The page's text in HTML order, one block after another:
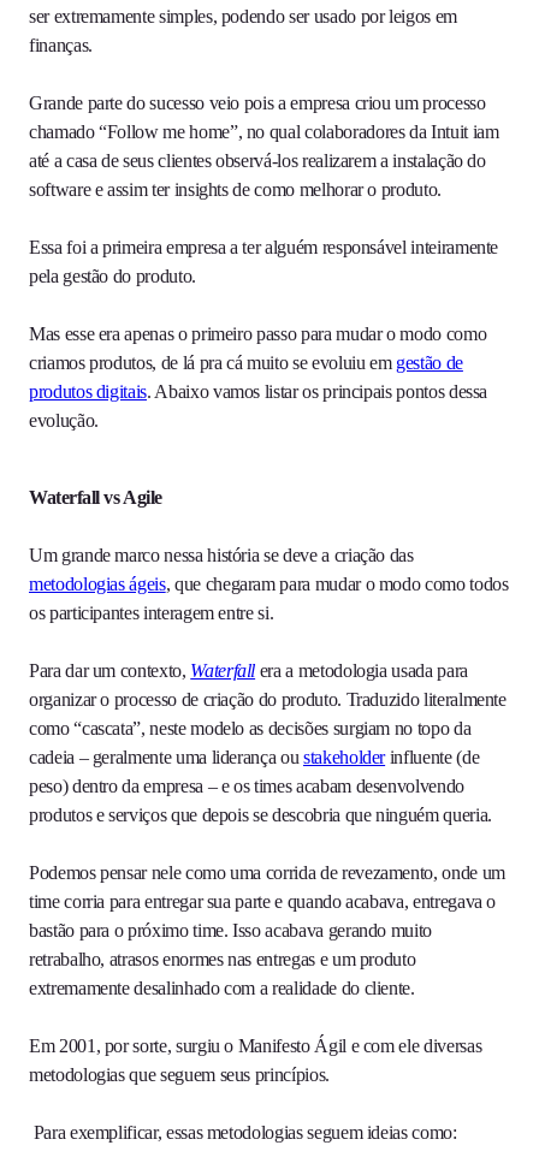
ser extremamente simples, podendo ser usado por leigos em
finanças.
Grande parte do sucesso veio pois a empresa criou um processo
chamado “Follow me home”, no qual colaboradores da Intuit iam
até a casa de seus clientes observá-los realizarem a instalação do
software e assim ter insights de como melhorar o produto.
Essa foi a primeira empresa a ter alguém responsável inteiramente
pela gestão do produto.
Mas esse era apenas o primeiro passo para mudar o modo como
criamos produtos, de lá pra cá muito se evoluiu em gestão de
produtos digitais. Abaixo vamos listar os principais pontos dessa
evolução.
Waterfall vs Agile
Um grande marco nessa história se deve a criação das
metodologias ágeis, que chegaram para mudar o modo como todos
os participantes interagem entre si.
Para dar um contexto, Waterfall era a metodologia usada para
organizar o processo de criação do produto. Traduzido literalmente
como “cascata”, neste modelo as decisões surgiam no topo da
cadeia – geralmente uma liderança ou stakeholderinfluente (de
peso) dentro da empresa – e os times acabam desenvolvendo
produtos e serviços que depois se descobria que ninguém queria.
Podemos pensar nele como uma corrida de revezamento, onde um
time corria para entregar sua parte e quando acabava, entregava o
bastão para o próximo time. Isso acabava gerando muito
retrabalho, atrasos enormes nas entregas e um produto
extremamente desalinhado com a realidade do cliente.
Em 2001, por sorte, surgiu o Manifesto Ágil e com ele diversas
metodologias que seguem seus princípios.
Para exemplificar, essas metodologias seguem ideias como: